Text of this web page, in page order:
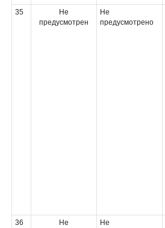
35
Не
предусмотрен
Не
предусмотрено
36
Не
Не